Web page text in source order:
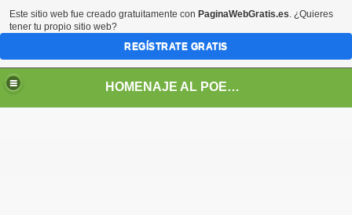
HOMENAJE AL POETA ARGENTINO JOSE PEDRONI
Este sitio web fue creado gratuitamente con PaginaWebGratis.es. ¿Quieres
tener tu propio sitio web?
REGÍSTRATE GRATIS